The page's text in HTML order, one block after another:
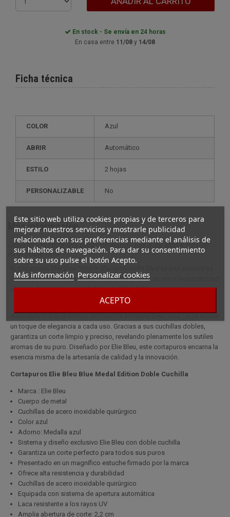
Este sitio web utiliza cookies propias y de terceros para
mejorar nuestros servicios y mostrarle publicidad
relacionada con sus preferencias mediante el análisis de
sus hábitos de navegación. Para dar su consentimiento
sobre su uso pulse el botón Acepto.
Más información Personalizar cookies
ACEPTO
En stock - Se envía en 24 horas
En casa entre 11/08 y 14/08
Ficha técnica
COLOR Azul
ABRIR Automático
ESTILO 2 hojas
PERSONALIZABLE no
Más información
Descripción completa para Cortapuros Elie Bleu Medal Edition
Azul Doble Hoja
obra maestra en la que la excelencia del diseño se une a la practicidad,
ofreciendo una experiencia de corte inigualable.
un toque de elegancia a cada uso. Gracias a sus cuchillas dobles,
garantiza un corte limpio y preciso, revelando plenamente los sutiles
aromas de su puro. Diseñado por Elie Bleu, este cortapuros encarna la
esencia misma de la artesanía de calidad y la innovación.
Cortapuros Elie Bleu Blue Medal Edition Doble Cuchilla
Marca : Elie Bleu
Cuerpo de metal
Cuchillas de acero inoxidable quirúrgico
Color azul
Adorno: Medalla azul
Sistema y diseño exclusivo Elie Bleu con doble cuchilla
Garantiza un corte perfecto para todos sus puros
Presentado en un magnífico estuche firmado por la marca
Ofrece alta resistencia y durabilidad
Cuchillas de acero inoxidable quirúrgico
Equipada con sistema de apertura automática
Laca resistente a los rayos UV
Amplia abertura de corte: 2,2 cm